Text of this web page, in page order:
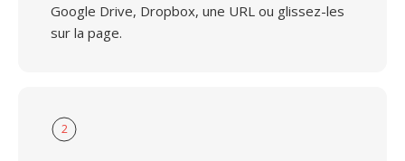
Google Drive, Dropbox, une URL ou glissez-les
sur la page.
2